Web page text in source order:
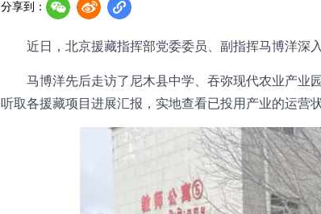
分享到：
近日，北京援藏指挥部党委委员、副指挥马博洋深
马博洋先后走访了尼木县中学、吞弥现代农业产业
听取各援藏项目进展汇报，实地查看已投用产业的运营状